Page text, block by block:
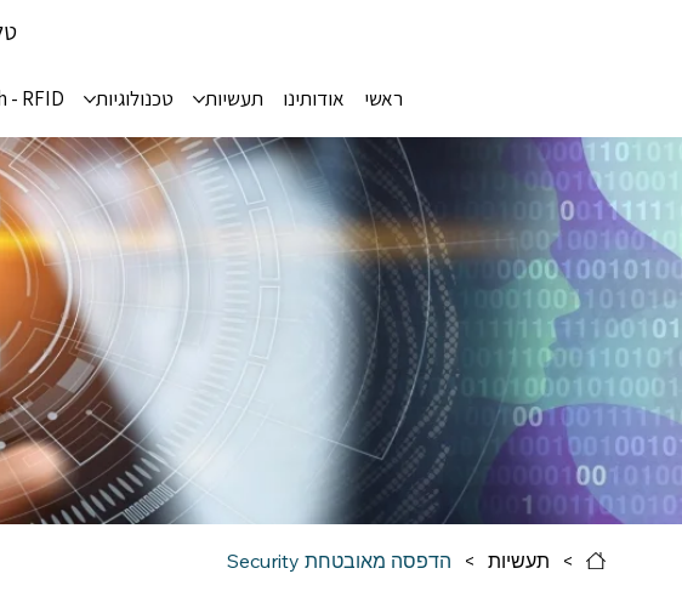
ראשי אודותינו תעשיות טכנולוגיות - RFID
> תעשיות > הדפסה מאובטחת Security